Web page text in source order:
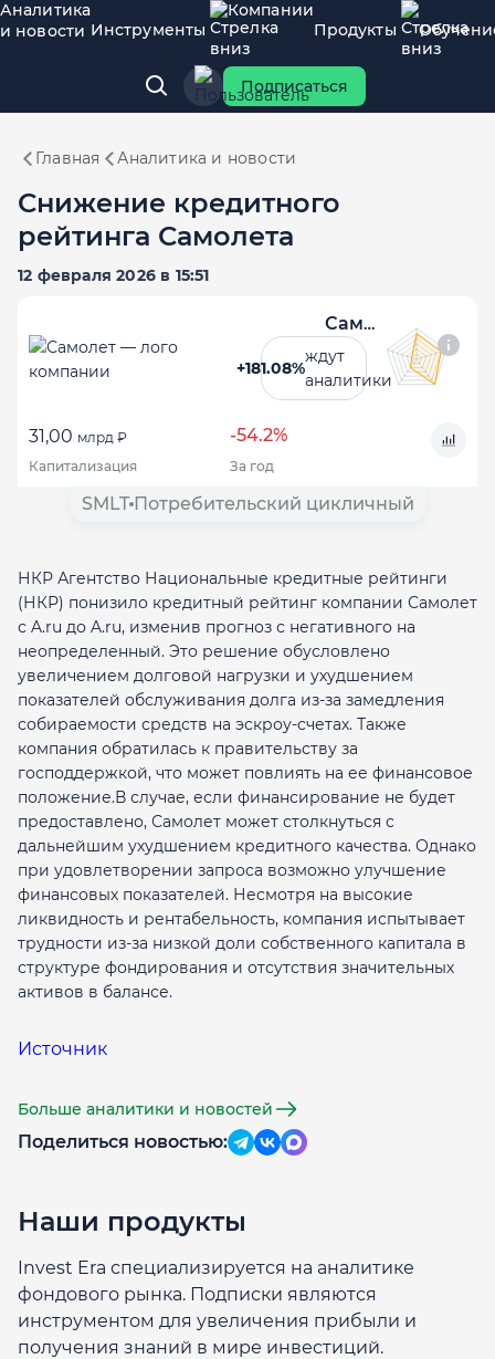
Аналитика
и новости Инструменты
Компании
Продукты
Подписаться
Главная Аналитика и новости
Снижение кредитного
рейтинга Самолета
12 февраля 2026 в 15:51
Самолет
+181.08%
ждут
аналитики
31,00 млрд ₽ -54.2%
Капитализация За год
SMLT Потребительский цикличный
НКР Агентство Национальные кредитные рейтинги
(НКР) понизило кредитный рейтинг компании Самолет
с A.ru до A.ru, изменив прогноз с негативного на
неопределенный. Это решение обусловлено
увеличением долговой нагрузки и ухудшением
показателей обслуживания долга из-за замедления
собираемости средств на эскроу-счетах. Также
компания обратилась к правительству за
господдержкой, что может повлиять на ее финансовое
положение.В случае, если финансирование не будет
предоставлено, Самолет может столкнуться с
дальнейшим ухудшением кредитного качества. Однако
при удовлетворении запроса возможно улучшение
финансовых показателей. Несмотря на высокие
ликвидность и рентабельность, компания испытывает
трудности из-за низкой доли собственного капитала в
структуре фондирования и отсутствия значительных
активов в балансе.
Источник
Больше аналитики и новостей
Поделиться новостью:
Наши продукты
Invest Era специализируется на аналитике
фондового рынка. Подписки являются
инструментом для увеличения прибыли и
получения знаний в мире инвестиций.